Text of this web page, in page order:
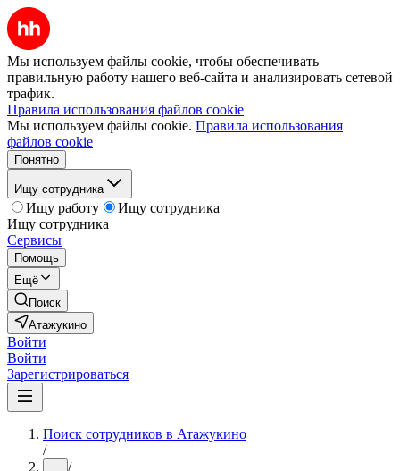
Мы используем файлы cookie, чтобы обеспечивать
правильную работу нашего веб-сайта и анализировать сетевой
трафик.
Правила использования файлов cookie
Мы используем файлы cookie. Правила использования
файлов cookie
Понятно
Ищу сотрудника
Ищу работу
Ищу сотрудника
Ищу сотрудника
Сервисы
Помощь
Ещё
Поиск
Атажукино
Войти
Войти
Зарегистрироваться
Поиск сотрудников в Атажукино
/
... /